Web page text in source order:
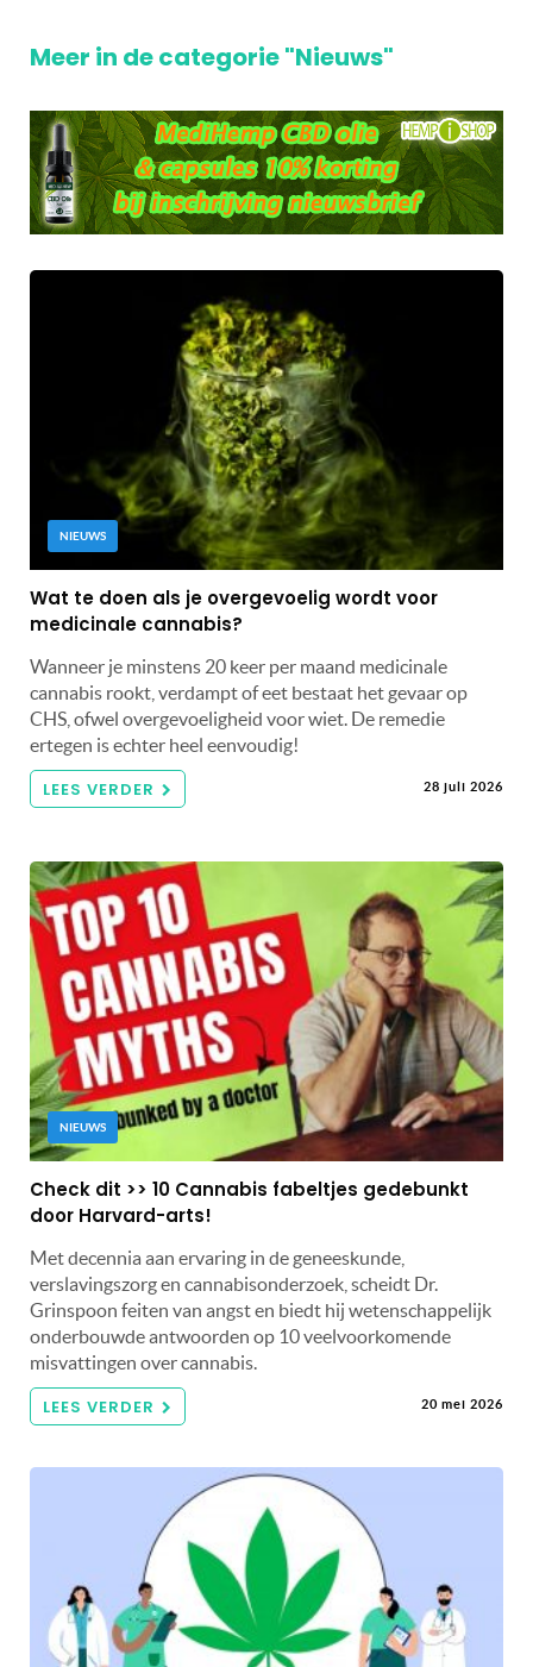
Meer in de categorie "Nieuws"
NIEUWS
Wat te doen als je overgevoelig wordt voor
medicinale cannabis?
Wanneer je minstens 20 keer per maand medicinale
cannabis rookt, verdampt of eet bestaat het gevaar op
CHS, ofwel overgevoeligheid voor wiet. De remedie
ertegen is echter heel eenvoudig!
LEES VERDER 28 juli 2026
NIEUWS
Check dit >> 10 Cannabis fabeltjes gedebunkt
door Harvard-arts!
Met decennia aan ervaring in de geneeskunde,
verslavingszorg en cannabisonderzoek, scheidt Dr.
Grinspoon feiten van angst en biedt hij wetenschappelijk
onderbouwde antwoorden op 10 veelvoorkomende
misvattingen over cannabis.
LEES VERDER 20 mei 2026